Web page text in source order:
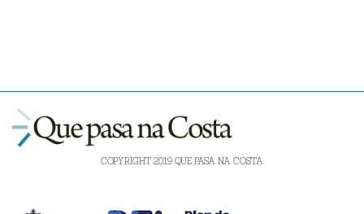
COPYRIGHT 2019 QUE PASA NA COSTA